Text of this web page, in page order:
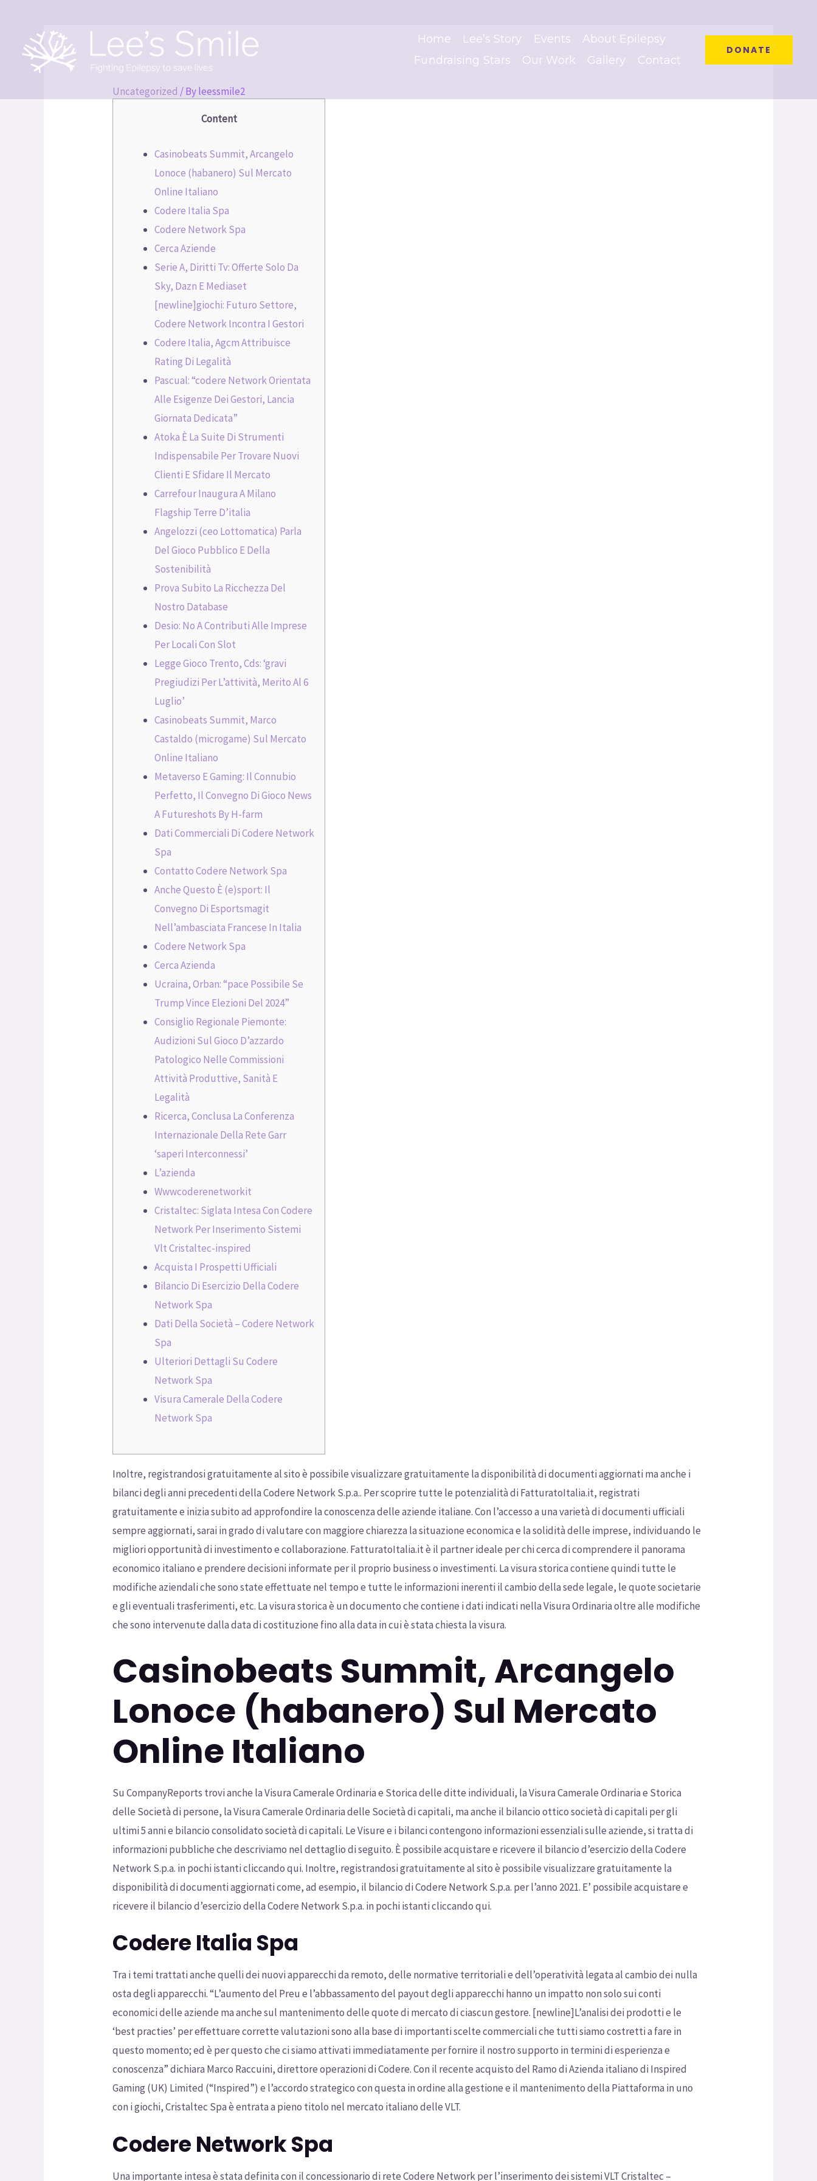
Home Lee’s Story Events
About Epilepsy
Fundraising Stars
Our Work Gallery Contact
DONATE
Uncategorized / Byleessmile2
Content
Casinobeats Summit, Arcangelo
Lonoce (habanero) Sul Mercato
Online Italiano
Codere Italia Spa
Codere Network Spa
Cerca Aziende
Serie A, Diritti Tv: Offerte Solo Da
Sky, Dazn E Mediaset
[newline]giochi: Futuro Settore,
Codere Network Incontra I Gestori
Codere Italia, Agcm Attribuisce
Rating Di Legalità
Pascual: “codere Network Orientata
Alle Esigenze Dei Gestori, Lancia
Giornata Dedicata”
Atoka È La Suite Di Strumenti
Indispensabile Per Trovare Nuovi
Clienti E Sfidare Il Mercato
Carrefour Inaugura A Milano
Flagship Terre D’italia
Angelozzi (ceo Lottomatica) Parla
Del Gioco Pubblico E Della
Sostenibilità
Prova Subito La Ricchezza Del
Nostro Database
Desio: No A Contributi Alle Imprese
Per Locali Con Slot
Legge Gioco Trento, Cds: ‘gravi
Pregiudizi Per L’attività, Merito Al 6
Luglio’
Casinobeats Summit, Marco
Castaldo (microgame) Sul Mercato
Online Italiano
Metaverso E Gaming: Il Connubio
Perfetto, Il Convegno Di Gioco News
A Futureshots By H-farm
Dati Commerciali Di Codere Network
Spa
Contatto Codere Network Spa
Anche Questo È (e)sport: Il
Convegno Di Esportsmagit
Nell’ambasciata Francese In Italia
Codere Network Spa
Cerca Azienda
Ucraina, Orban: “pace Possibile Se
Trump Vince Elezioni Del 2024”
Consiglio Regionale Piemonte:
Audizioni Sul Gioco D’azzardo
Patologico Nelle Commissioni
Attività Produttive, Sanità E
Legalità
Ricerca, Conclusa La Conferenza
Internazionale Della Rete Garr
‘saperi Interconnessi’
L’azienda
Wwwcoderenetworkit
Cristaltec: Siglata Intesa Con Codere
Network Per Inserimento Sistemi
Vlt Cristaltec-inspired
Acquista I Prospetti Ufficiali
Bilancio Di Esercizio Della Codere
Network Spa
Dati Della Società – Codere Network
Spa
Ulteriori Dettagli Su Codere
Network Spa
Visura Camerale Della Codere
Network Spa
Inoltre, registrandosi gratuitamente al sito è possibile visualizzare gratuitamente la disponibilità di documenti aggiornati ma anche i
bilanci degli anni precedenti della Codere Network S.p.a.. Per scoprire tutte le potenzialità di FatturatoItalia.it, registrati
gratuitamente e inizia subito ad approfondire la conoscenza delle aziende italiane. Con l’accesso a una varietà di documenti ufficiali
sempre aggiornati, sarai in grado di valutare con maggiore chiarezza la situazione economica e la solidità delle imprese, individuando le
migliori opportunità di investimento e collaborazione. FatturatoItalia.it è il partner ideale per chi cerca di comprendere il panorama
economico italiano e prendere decisioni informate per il proprio business o investimenti. La visura storica contiene quindi tutte le
modifiche aziendali che sono state effettuate nel tempo e tutte le informazioni inerenti il cambio della sede legale, le quote societarie
e gli eventuali trasferimenti, etc. La visura storica è un documento che contiene i dati indicati nella Visura Ordinaria oltre alle modifiche
che sono intervenute dalla data di costituzione fino alla data in cui è stata chiesta la visura.
Casinobeats Summit, Arcangelo
Lonoce (habanero) Sul Mercato
Online Italiano
Su CompanyReports trovi anche la Visura Camerale Ordinaria e Storica delle ditte individuali, la Visura Camerale Ordinaria e Storica
delle Società di persone, la Visura Camerale Ordinaria delle Società di capitali, ma anche il bilancio ottico società di capitali per gli
ultimi 5 anni e bilancio consolidato società di capitali. Le Visure e i bilanci contengono informazioni essenziali sulle aziende, si tratta di
informazioni pubbliche che descriviamo nel dettaglio di seguito. È possibile acquistare e ricevere il bilancio d’esercizio della Codere
Network S.p.a. in pochi istanti cliccando qui. Inoltre, registrandosi gratuitamente al sito è possibile visualizzare gratuitamente la
disponibilità di documenti aggiornati come, ad esempio, il bilancio di Codere Network S.p.a. per l’anno 2021. E’ possibile acquistare e
ricevere il bilancio d’esercizio della Codere Network S.p.a. in pochi istanti cliccando qui.
Codere Italia Spa
Tra i temi trattati anche quelli dei nuovi apparecchi da remoto, delle normative territoriali e dell’operatività legata al cambio dei nulla
osta degli apparecchi. “L’aumento del Preu e l’abbassamento del payout degli apparecchi hanno un impatto non solo sui conti
economici delle aziende ma anche sul mantenimento delle quote di mercato di ciascun gestore. [newline]L’analisi dei prodotti e le
‘best practies’ per effettuare corrette valutazioni sono alla base di importanti scelte commerciali che tutti siamo costretti a fare in
questo momento; ed è per questo che ci siamo attivati immediatamente per fornire il nostro supporto in termini di esperienza e
conoscenza” dichiara Marco Raccuini, direttore operazioni di Codere. Con il recente acquisto del Ramo di Azienda italiano di Inspired
Gaming (UK) Limited (“Inspired”) e l’accordo strategico con questa in ordine alla gestione e il mantenimento della Piattaforma in uno
con i giochi, Cristaltec Spa è entrata a pieno titolo nel mercato italiano delle VLT.
Codere Network Spa
Una importante intesa è stata definita con il concessionario di rete Codere Network per l’inserimento dei sistemi VLT Cristaltec –